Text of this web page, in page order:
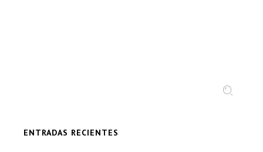
ENTRADAS RECIENTES